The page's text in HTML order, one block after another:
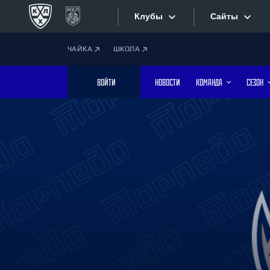
Клубы
Дивизион Боброва
Лада
Сайты
Текстовые
Фотобанк
ЧАЙКА ШКОЛА
ВОЙТИ НОВОСТИ КОМАНДА СЕЗОН